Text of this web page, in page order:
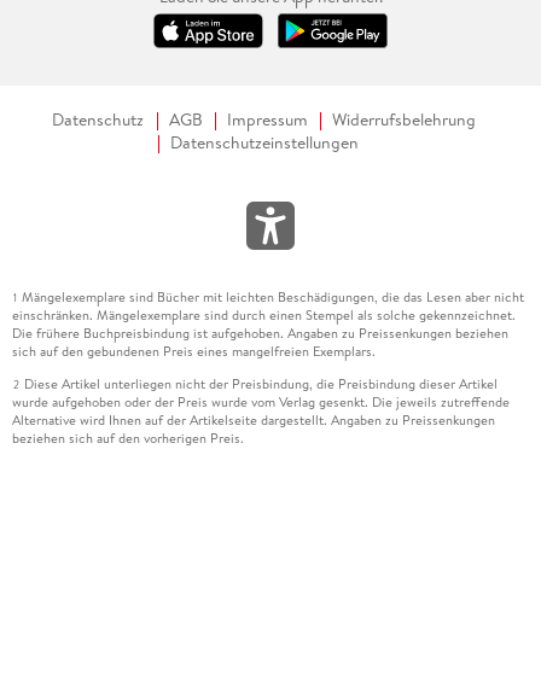
Datenschutz AGB Impressum
Widerrufsbelehrung
Datenschutzeinstellungen
1 Mängelexemplare sind Bücher mit leichten Beschädigungen, die das Lesen aber nicht
einschränken. Mängelexemplare sind durch einen Stempel als solche gekennzeichnet.
Die frühere Buchpreisbindung ist aufgehoben. Angaben zu Preissenkungen beziehen
sich auf den gebundenen Preis eines mangelfreien Exemplars.
2 Diese Artikel unterliegen nicht der Preisbindung, die Preisbindung dieser Artikel
wurde aufgehoben oder der Preis wurde vom Verlag gesenkt. Die jeweils zutreffende
Alternative wird Ihnen auf der Artikelseite dargestellt. Angaben zu Preissenkungen
beziehen sich auf den vorherigen Preis.